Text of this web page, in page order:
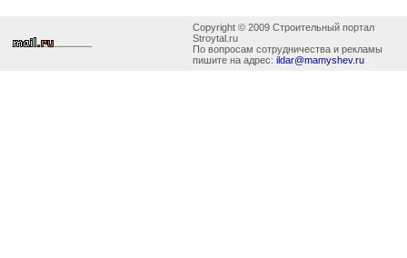
Copyright © 2009 Строительный портал
Stroytal.ru
По вопросам сотрудничества и рекламы
пишите на адрес: ildar@mamyshev.ru